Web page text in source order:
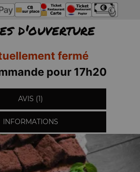
d'ouverture
fermé
pour 17h20
AVIS (1)
INFORMATIONS